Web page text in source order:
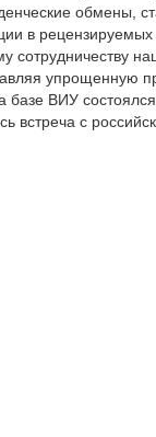
обмены,
в
сотрудничеству
упрощенную
базе ВИУ
встреча с